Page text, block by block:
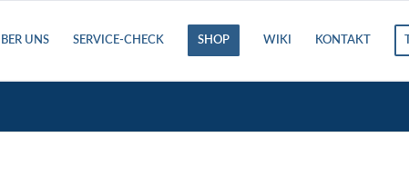
UNS SERVICE-CHECK SHOP WIKI KONTAKT